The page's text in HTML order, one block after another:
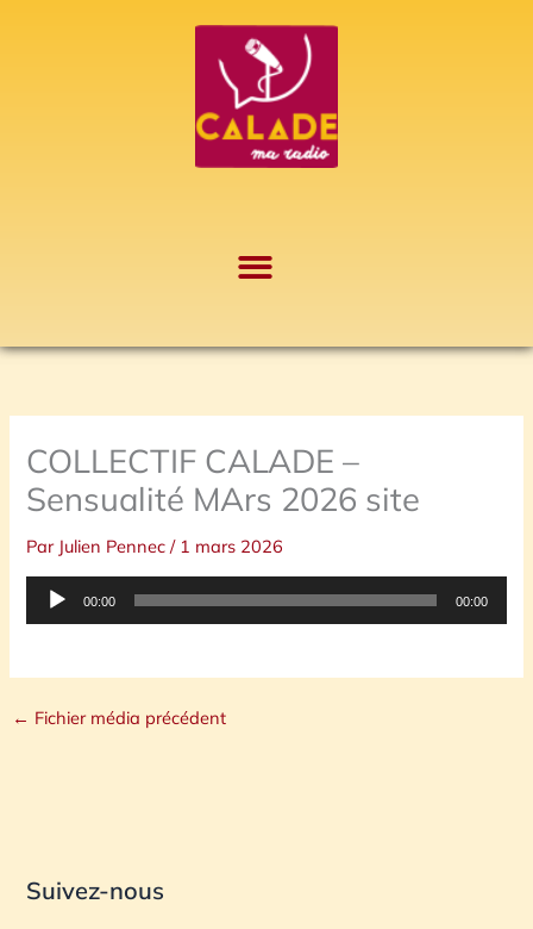
COLLECTIF CALADE –
Sensualité MArs 2026 site
Par Julien Pennec/ 1 mars 2026
Lecteur
00:00 00:00
← Fichier média précédent
Suivez-nous